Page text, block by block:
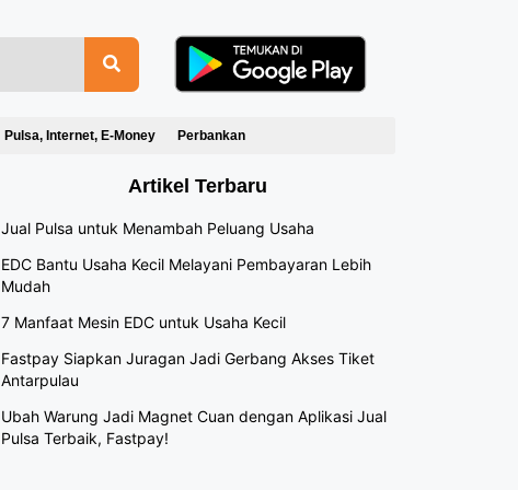
Pulsa, Internet, E-Money Perbankan
Artikel Terbaru
Jual Pulsa untuk Menambah Peluang Usaha
EDC Bantu Usaha Kecil Melayani Pembayaran Lebih
Mudah
7 Manfaat Mesin EDC untuk Usaha Kecil
Fastpay Siapkan Juragan Jadi Gerbang Akses Tiket
Antarpulau
Ubah Warung Jadi Magnet Cuan dengan Aplikasi Jual
Pulsa Terbaik, Fastpay!